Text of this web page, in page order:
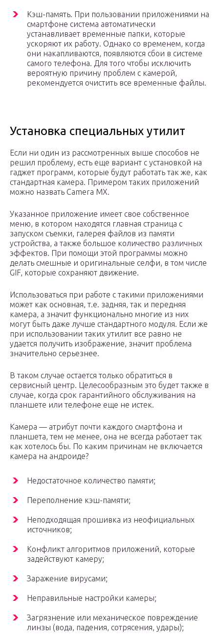
Кэш-память. При пользовании приложениями на
смартфоне система автоматически
устанавливает временные папки, которые
ускоряют их работу. Однако со временем, когда
они накапливаются, появляются сбои в системе
самого телефона. Для того чтобы исключить
вероятную причину проблем с камерой,
рекомендуется очистить все временные файлы.
Установка специальных утилит
Если ни один из рассмотренных выше способов не
решил проблему, есть еще вариант с установкой на
гаджет программ, которые будут работать так же, как
стандартная камера. Примером таких приложений
можно назвать Camera MX.
Указанное приложение имеет свое собственное
меню, в котором находятся главная страница с
запуском съемки, галерея файлов из памяти
устройства, а также большое количество различных
эффектов. При помощи этой программы можно
делать смешные и оригинальные селфи, в том числе
GIF, которые сохраняют движение.
Использоваться при работе с такими приложениями
может как основная, т.е. задняя, так и передняя
камера, а значит функционально многие из них
могут быть даже лучше стандартного модуля. Если же
при использовании таких утилит все равно не
удается получить изображение, значит проблема
значительно серьезнее.
В таком случае остается только обратиться в
сервисный центр. Целесообразным это будет также в
случае, когда срок гарантийного обслуживания на
планшете или телефоне еще не истек.
Камера — атрибут почти каждого смартфона и
планшета, тем не менее, она не всегда работает так
как хотелось бы. По каким причинам не включается
камера на андроиде?
Недостаточное количество памяти;
Переполнение кэш-памяти;
Неподходящая прошивка из неофициальных
источников;
Конфликт алгоритмов приложений, которые
задействуют камеру;
Заражение вирусами;
Неправильные настройки камеры;
Загрязнение или механическое повреждение
линзы (вода, падения, сотрясения, удары);